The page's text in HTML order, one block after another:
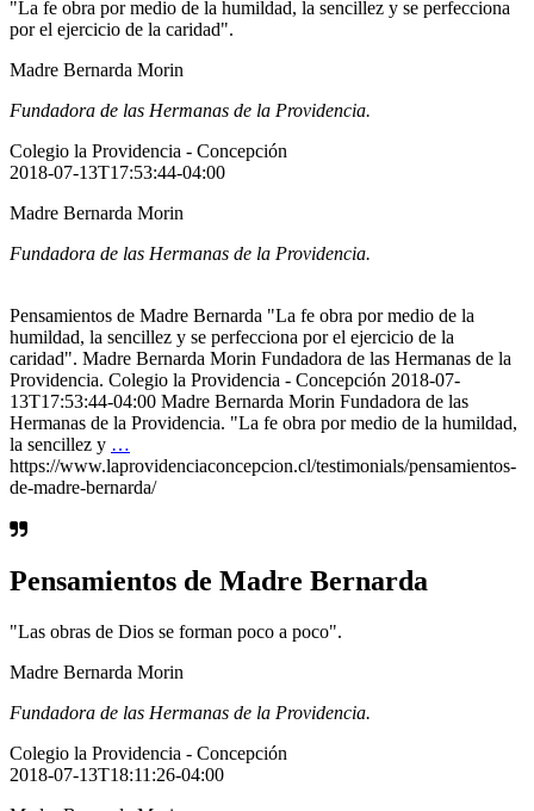
"La fe obra por medio de la humildad, la sencillez y se perfecciona
por el ejercicio de la caridad".
Madre Bernarda Morin
Fundadora de las Hermanas de la Providencia.
Colegio la Providencia - Concepción
2018-07-13T17:53:44-04:00
Madre Bernarda Morin
Fundadora de las Hermanas de la Providencia.
Pensamientos de Madre Bernarda "La fe obra por medio de la
humildad, la sencillez y se perfecciona por el ejercicio de la
caridad". Madre Bernarda Morin Fundadora de las Hermanas de la
Providencia. Colegio la Providencia - Concepción 2018-07-
13T17:53:44-04:00 Madre Bernarda Morin Fundadora de las
Hermanas de la Providencia. "La fe obra por medio de la humildad,
la sencillez y …
https://www.laprovidenciaconcepcion.cl/testimonials/pensamientos-
de-madre-bernarda/
Pensamientos de Madre Bernarda
"Las obras de Dios se forman poco a poco".
Madre Bernarda Morin
Fundadora de las Hermanas de la Providencia.
Colegio la Providencia - Concepción
2018-07-13T18:11:26-04:00